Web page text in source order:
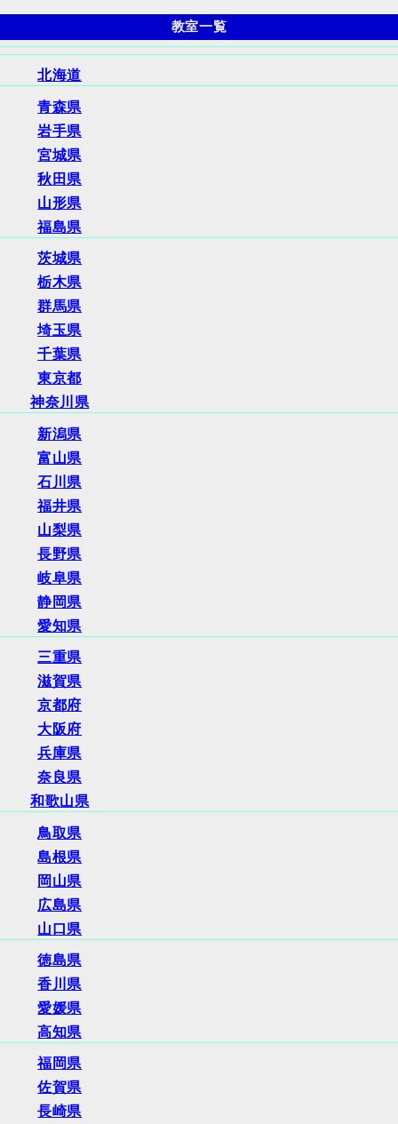
教室一覧
北海道
青森県
岩手県
宮城県
秋田県
山形県
福島県
茨城県
栃木県
群馬県
埼玉県
千葉県
東京都
神奈川県
新潟県
富山県
石川県
福井県
山梨県
長野県
岐阜県
静岡県
愛知県
三重県
滋賀県
京都府
大阪府
兵庫県
奈良県
和歌山県
鳥取県
島根県
岡山県
広島県
山口県
徳島県
香川県
愛媛県
高知県
福岡県
佐賀県
長崎県